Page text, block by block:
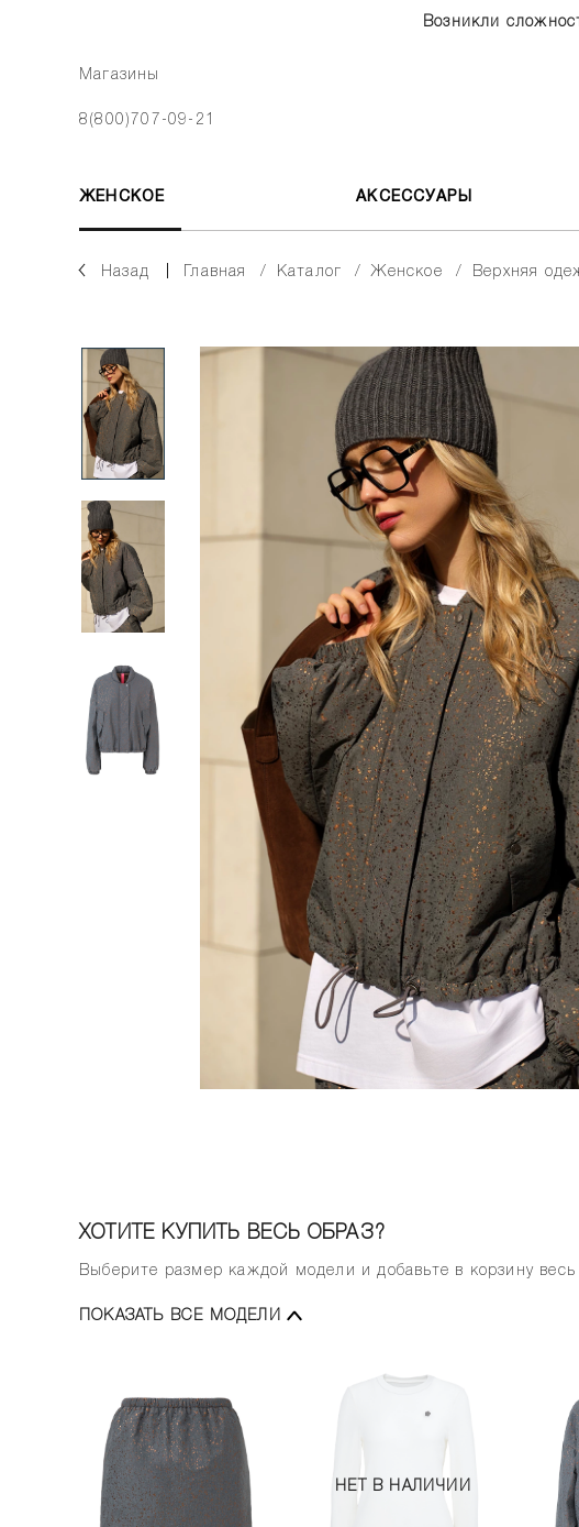
Возникли
Магазины
8(800)707-09-21
ЖЕНСКОЕ АКСЕССУАРЫ
Назад главная каталог женское верхняя
ХОТИТЕ КУПИТЬ ВЕСЬ ОБРАЗ?
Выберите размер каждой модели и добавьте в корзину весь
ПОКАЗАТЬ ВСЕ МОДЕЛИ
НЕТ В НАЛИЧИИ